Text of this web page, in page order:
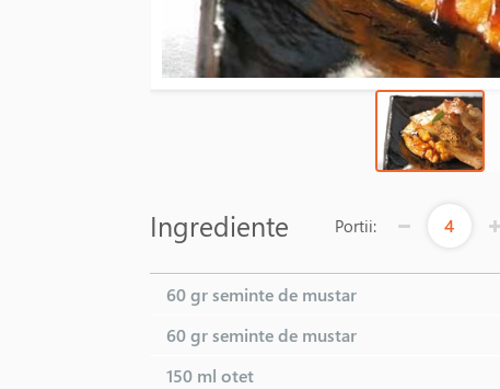
Ingrediente Portii: 4
60 grseminte de mustar
60 grseminte de mustar
150 ml otet